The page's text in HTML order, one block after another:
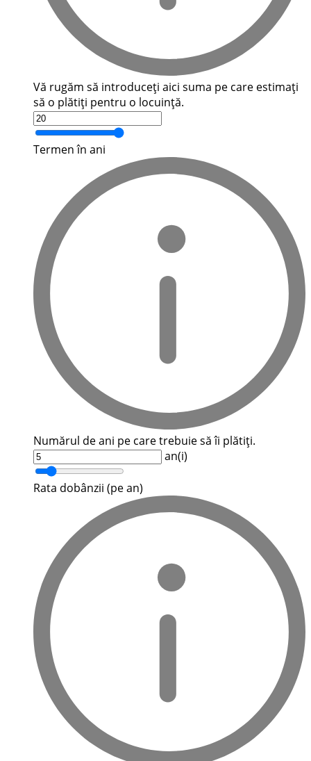
Vă rugăm să introduceți aici suma pe care estimați
să o plătiți pentru o locuință.
Termen în ani
Numărul de ani pe care trebuie să îi plătiți.
an(i)
Rata dobânzii (pe an)